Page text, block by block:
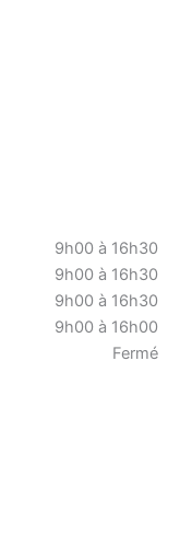
9h00 à 16h30
9h00 à 16h30
9h00 à 16h30
9h00 à 16h00
Fermé